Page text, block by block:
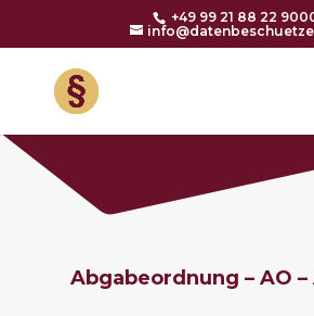
+49 99 21 88 22
Abgabeordnung – AO –